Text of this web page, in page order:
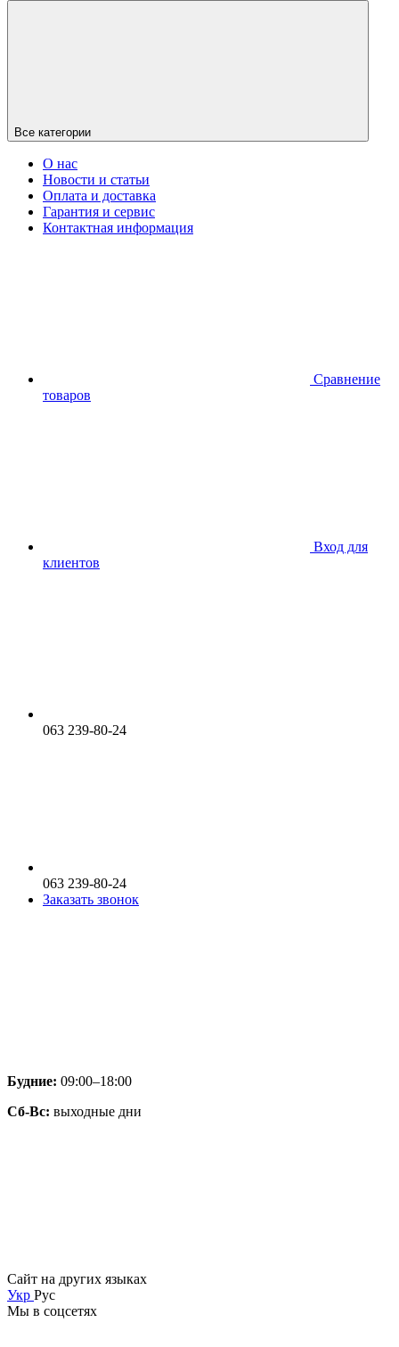
Все категории
О нас
Новости и статьи
Оплата и доставка
Гарантия и сервис
Контактная информация
Сравнение
товаров
Вход для
клиентов
063 239-80-24
063 239-80-24
Заказать звонок
Будние: 09:00–18:00
Сб-Вс: выходные дни
Сайт на других языках
Укр Рус
Мы в соцсетях